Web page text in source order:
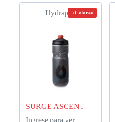
Hydrapak+Colores
SURGE ASCENT
Ingrese para ver